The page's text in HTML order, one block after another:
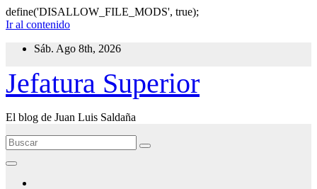
define('DISALLOW_FILE_MODS', true);
Ir al contenido
Sáb. Ago 8th, 2026
Jefatura Superior
El blog de Juan Luis Saldaña